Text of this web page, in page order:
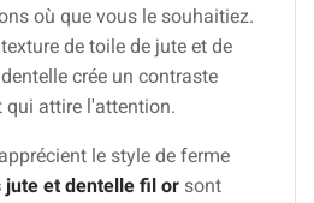
où que vous le souhaitiez.
de toile de jute et de
crée un contraste
attire l'attention.
le style de ferme
jute et dentelle fil or sont